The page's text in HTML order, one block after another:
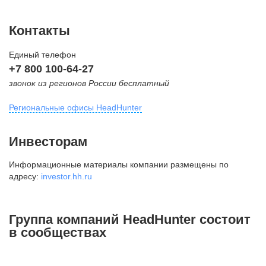
Контакты
Единый телефон
+7 800 100-64-27
звонок из регионов России бесплатный
Региональные офисы HeadHunter
внутригородская территория
Муниципальный округ Тверской,
2-я Брестская ул., д. 48,
+7 495 980-64-27
Инвесторам
Информационные материалы компании размещены по
адресу: investor.hh.ru
Группа компаний HeadHunter состоит
в сообществах